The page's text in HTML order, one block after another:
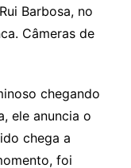
Barbosa, no
Câmeras de
chegando
ele anuncia o
chega a
foi